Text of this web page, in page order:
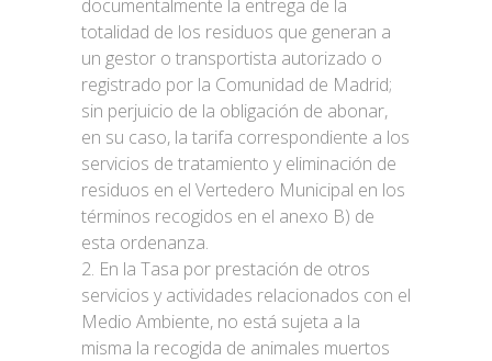
documentalmente la entrega de la
totalidad de los residuos que generan a
un gestor o transportista autorizado o
registrado por la Comunidad de Madrid;
sin perjuicio de la obligación de abonar,
en su caso, la tarifa correspondiente a los
servicios de tratamiento y eliminación de
residuos en el Vertedero Municipal en los
términos recogidos en el anexo B) de
esta ordenanza.
2. En la Tasa por prestación de otros
servicios y actividades relacionados con el
Medio Ambiente, no está sujeta a la
misma la recogida de animales muertos